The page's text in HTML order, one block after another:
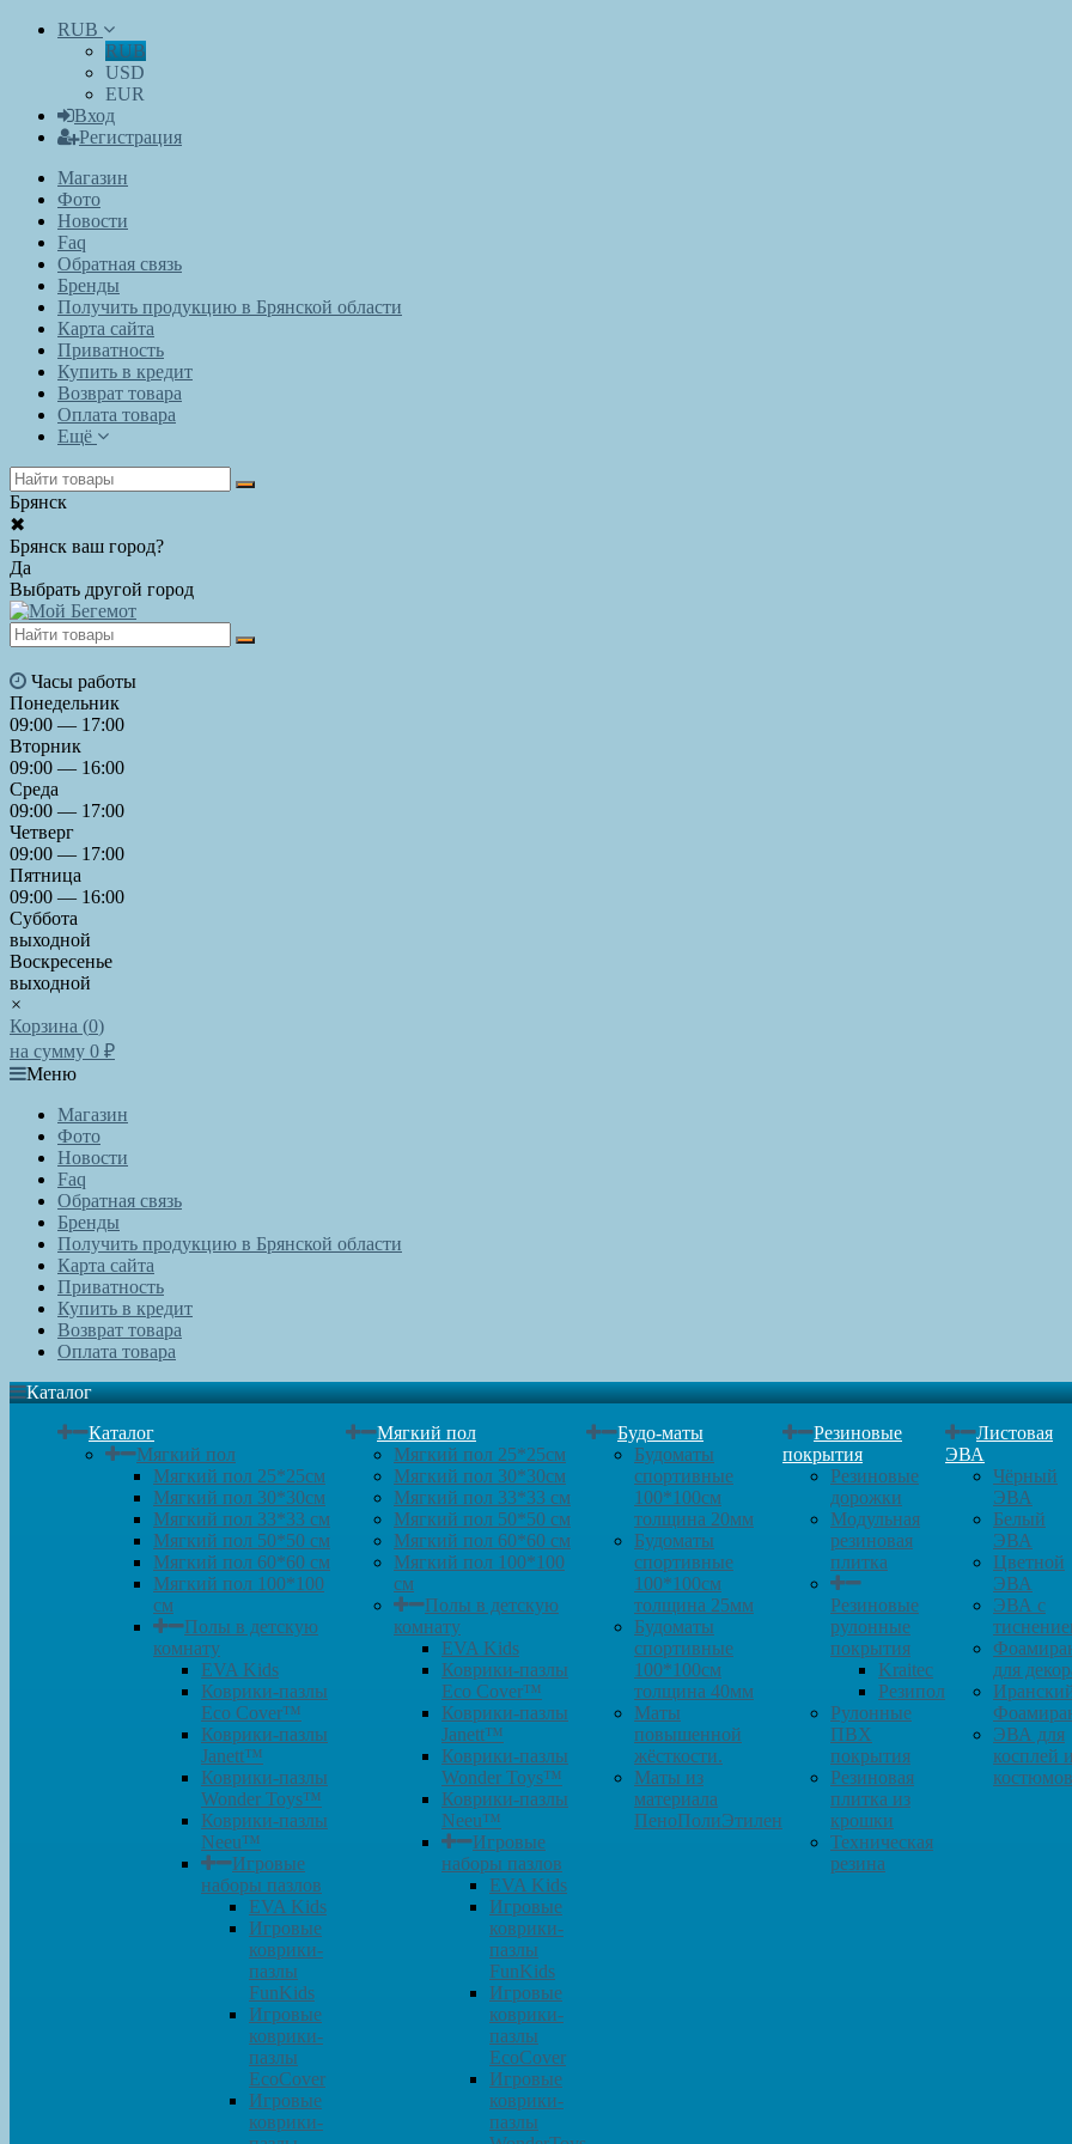
RUB
RUB
USD
EUR
Вход
Регистрация
Магазин
Фото
Новости
Faq
Обратная связь
Бренды
Получить продукцию в Брянской области
Карта сайта
Приватность
Купить в кредит
Возврат товара
Оплата товара
Ещё
Брянск
✖
Брянск ваш город?
Да
Выбрать другой город
Часы работы
Понедельник
09:00 — 17:00
Вторник
09:00 — 16:00
Среда
09:00 — 17:00
Четверг
09:00 — 17:00
Пятница
09:00 — 16:00
Суббота
выходной
Воскресенье
выходной
×
Корзина (0)
на сумму 0 ₽
Меню
Магазин
Фото
Новости
Faq
Обратная связь
Бренды
Получить продукцию в Брянской области
Карта сайта
Приватность
Купить в кредит
Возврат товара
Оплата товара
Каталог
Каталог
Мягкий пол
Мягкий пол 25*25см
Мягкий пол 30*30см
Мягкий пол 33*33 см
Мягкий пол 50*50 см
Мягкий пол 60*60 см
Мягкий пол 100*100
см
Полы в детскую
комнату
EVA Kids
Коврики-пазлы
Eco Cover™
Коврики-пазлы
Janett™
Коврики-пазлы
Wonder Toys™
Коврики-пазлы
Neeu™
Игровые
наборы пазлов
EVA Kids
Игровые
коврики-
пазлы
FunKids
Игровые
коврики-
пазлы
EcoCover
Игровые
коврики-
Мягкий пол
Мягкий пол 25*25см
Мягкий пол 30*30см
Мягкий пол 33*33 см
Мягкий пол 50*50 см
Мягкий пол 60*60 см
Мягкий пол 100*100
см
Полы в детскую
комнату
EVA Kids
Коврики-пазлы
Eco Cover™
Коврики-пазлы
Janett™
Коврики-пазлы
Wonder Toys™
Коврики-пазлы
Neeu™
Игровые
наборы пазлов
EVA Kids
Игровые
коврики-
пазлы
FunKids
Игровые
коврики-
пазлы
EcoCover
Игровые
коврики-
пазлы
Будо-маты
Будоматы
спортивные
100*100см
толщина 20мм
Будоматы
спортивные
100*100см
толщина 25мм
Будоматы
спортивные
100*100см
толщина 40мм
Маты
повышенной
жёсткости.
Маты из
материала
ПеноПолиЭтилен
Резиновые
покрытия
Резиновые
дорожки
Модульная
резиновая
плитка
Резиновые
рулонные
покрытия
Kraitec
Резипол
Рулонные
ПВХ
покрытия
Резиновая
плитка из
крошки
Техническая
резина
Листовая
ЭВА
Чёрный
ЭВА
Белый
ЭВА
Цветной
ЭВА
ЭВА с
для
ЭВА для
косплей и
костюмов